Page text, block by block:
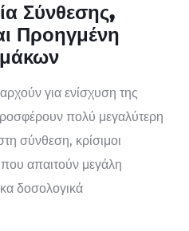
Σύνθεσης,
Προηγμένη
για ενίσχυση της
πολύ μεγαλύτερη
σύνθεση, κρίσιμοι
απαιτούν μεγάλη
δοσολογικά